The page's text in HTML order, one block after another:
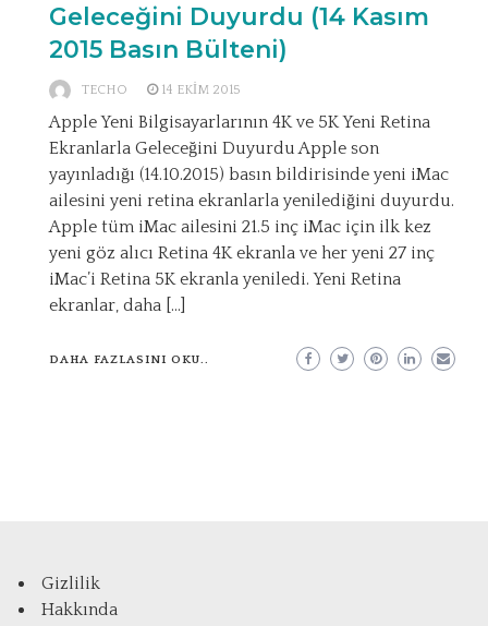
Geleceğini Duyurdu (14 Kasım
2015 Basın Bülteni)
TECHO 14 EKIM 2015
Apple Yeni Bilgisayarlarının 4K ve 5K Yeni Retina
Ekranlarla Geleceğini Duyurdu Apple son
yayınladığı (14.10.2015) basın bildirisinde yeni iMac
ailesini yeni retina ekranlarla yenilediğini duyurdu.
Apple tüm iMac ailesini 21.5 inç iMac için ilk kez
yeni göz alıcı Retina 4K ekranla ve her yeni 27 inç
iMac’i Retina 5K ekranla yeniledi. Yeni Retina
ekranlar, daha […]
DAHA FAZLASINI OKU..
Gizlilik
Hakkında